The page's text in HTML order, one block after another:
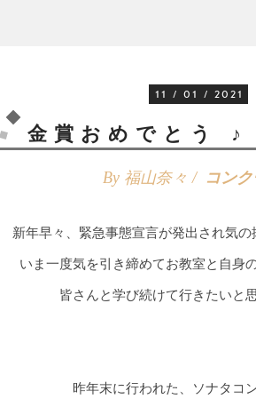
11 / 01 / 2021
金賞おめでとう ♪
By 福山奈々 / コン
新年早々、緊急事態宣言が発出され気の
いま一度気を引き締めてお教室と自身
皆さんと学び続けて行きたいと
昨年末に行われた、ソナタコ